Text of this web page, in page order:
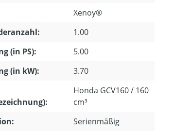
Xenoy®
1.00
(in PS):
5.00
(in kW):
3.70
Honda GCV160 / 160
cm³
Serienmäßig